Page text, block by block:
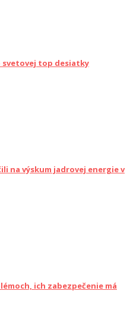
svetovej top desiatky
na výskum jadrovej energie v
ich zabezpečenie má